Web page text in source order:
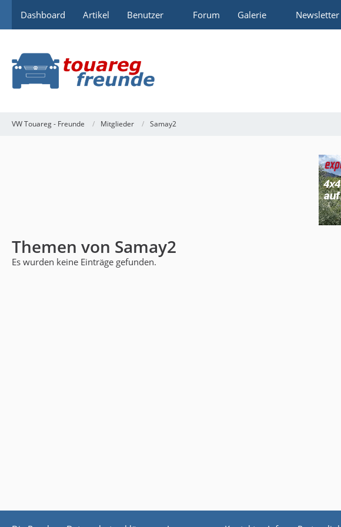
Dashboard Artikel Benutzer Forum Galerie Newsletter
VW Touareg - Freunde Mitglieder Samay2
Themen von Samay2
Es wurden keine Einträge gefunden.